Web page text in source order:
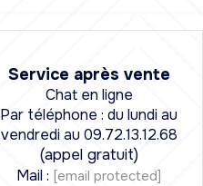
Service après vente
Chat en ligne
Par téléphone : du lundi au
vendredi au 09.72.13.12.68
(appel gratuit)
Mail : [email protected]